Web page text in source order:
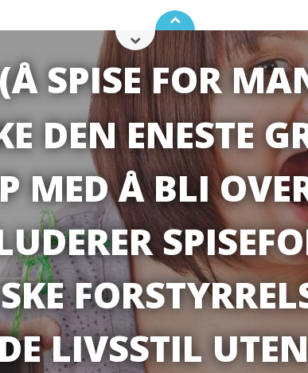
SPISE FOR
DEN ENESTE
MED Å BLI
LIVSSTIL